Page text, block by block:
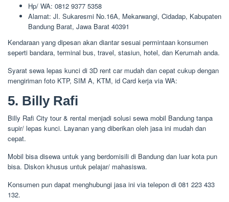
Hp/ WA: 0812 9377 5358
Alamat: Jl. Sukaresmi No.16A, Mekarwangi, Cidadap, Kabupaten
Bandung Barat, Jawa Barat 40391
Kendaraan yang dipesan akan diantar sesuai permintaan konsumen
seperti bandara, terminal bus, travel, stasiun, hotel, dan Kerumah anda.
Syarat sewa lepas kunci di 3D rent car mudah dan cepat cukup dengan
mengiriman foto KTP, SIM A, KTM, id Card kerja via WA:
5. Billy Rafi
Billy Rafi City tour & rental menjadi solusi sewa mobil Bandung tanpa
supir/ lepas kunci. Layanan yang diberikan oleh jasa ini mudah dan
cepat.
Mobil bisa disewa untuk yang berdomisili di Bandung dan luar kota pun
bisa. Diskon khusus untuk pelajar/ mahasiswa.
Konsumen pun dapat menghubungi jasa ini via telepon di 081 223 433
132.